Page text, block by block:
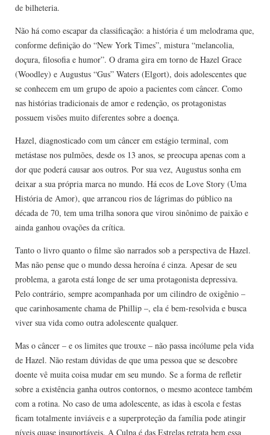
de bilheteria.
Não há como escapar da classificação: a história é um melodrama que,
conforme definição do “New York Times”, mistura “melancolia,
doçura, filosofia e humor”. O drama gira em torno de Hazel Grace
(Woodley) e Augustus “Gus” Waters (Elgort), dois adolescentes que
se conhecem em um grupo de apoio a pacientes com câncer. Como
nas histórias tradicionais de amor e redenção, os protagonistas
possuem visões muito diferentes sobre a doença.
Hazel, diagnosticado com um câncer em estágio terminal, com
metástase nos pulmões, desde os 13 anos, se preocupa apenas com a
dor que poderá causar aos outros. Por sua vez, Augustus sonha em
deixar a sua própria marca no mundo. Há ecos de Love Story (Uma
História de Amor), que arrancou rios de lágrimas do público na
década de 70, tem uma trilha sonora que virou sinônimo de paixão e
ainda ganhou ovações da crítica.
Tanto o livro quanto o filme são narrados sob a perspectiva de Hazel.
Mas não pense que o mundo dessa heroína é cinza. Apesar de seu
problema, a garota está longe de ser uma protagonista depressiva.
Pelo contrário, sempre acompanhada por um cilindro de oxigênio –
que carinhosamente chama de Phillip –, ela é bem-resolvida e busca
viver sua vida como outra adolescente qualquer.
Mas o câncer – e os limites que trouxe – não passa incólume pela vida
de Hazel. Não restam dúvidas de que uma pessoa que se descobre
doente vê muita coisa mudar em seu mundo. Se a forma de refletir
sobre a existência ganha outros contornos, o mesmo acontece também
com a rotina. No caso de uma adolescente, as idas à escola e festas
ficam totalmente inviáveis e a superproteção da família pode atingir
níveis quase insuportáveis. A Culpa é das Estrelas retrata bem essa